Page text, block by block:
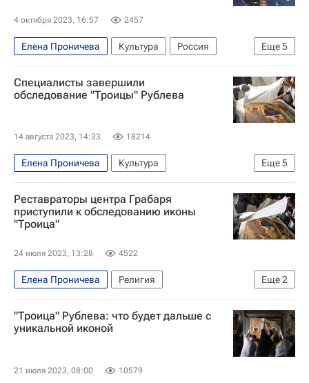
Москва
Елизавета Лихачева
Владимиро-Суздальский музей-заповедник
Театральный музей имени Бахрушина
Кристина Трубинова
4 октября 2023, 16:57 2457
Еще5
Елена Проничева Культура
Россия
Париж
Николай Рерих
Сергей Дягилев
Третьяковская галерея
Искусство
Специалисты завершили
обследование "Троицы" Рублева
14 августа 2023, 14:33 18214
Еще5
Елена Проничева
Культура
Третьяковская галерея
Государственный Эрмитаж
Владимир Путин
Ольга Любимова
Реставраторы центра Грабаря
приступили к обследованию иконы
"Троица"
24 июля 2023, 13:28 4522
Еще2
Елена Проничева
Религия
Третьяковская галерея
Ольга Любимова
"Троица" Рублева: что будет дальше с
уникальной иконой
21 июля 2023, 08:00 10579